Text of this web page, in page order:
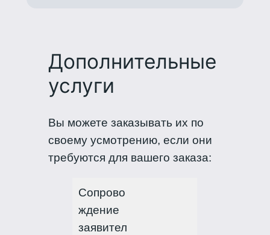
Дополнительные
услуги
Вы можете заказывать их по
своему усмотрению, если они
требуются для вашего заказа:
Сопрово
ждение
заявител